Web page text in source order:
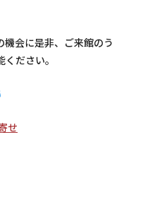
会に是非、ご来館のう
ださい。
せ